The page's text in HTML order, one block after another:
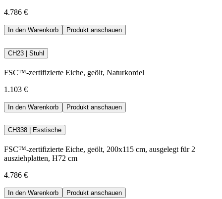
4.786 €
In den Warenkorb Produkt anschauen
CH23 | Stuhl
FSC™-zertifizierte Eiche, geölt, Naturkordel
1.103 €
In den Warenkorb Produkt anschauen
CH338 | Esstische
FSC™-zertifizierte Eiche, geölt, 200x115 cm, ausgelegt für 2
ausziehplatten, H72 cm
4.786 €
In den Warenkorb Produkt anschauen